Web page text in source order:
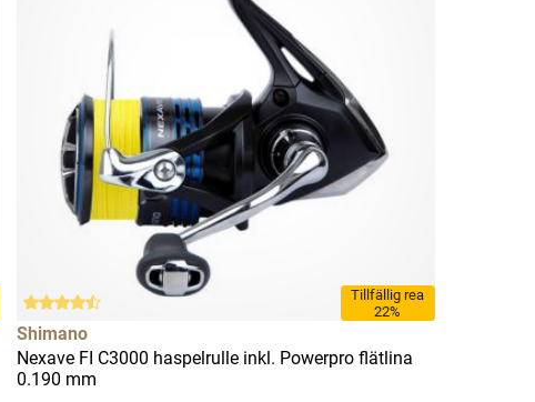
Tillfällig rea
22%
Shimano
Nexave FI C3000 haspelrulle inkl. Powerpro flätlina
0.190 mm